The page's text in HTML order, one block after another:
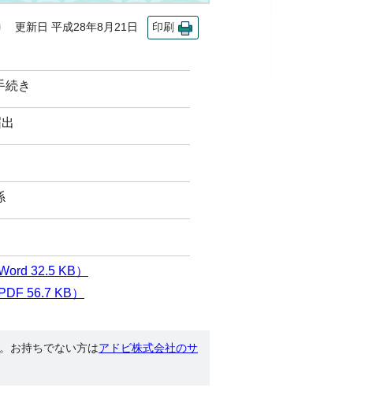
更新日 平成28年8月21日 印刷
続き
32.5 KB）
56.7 KB）
お持ちでない方はアドビ株式会社のサ